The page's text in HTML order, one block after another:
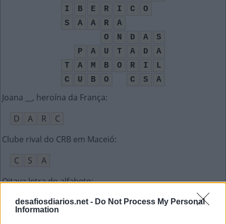
desafiosdiarios.net - Do Not Process My Personal
Information
I
B E R I C
O
S
A A R
A
O
N D A
S
P
A U T A D
A
T
A M B O R I
L
C
U B O C S A
Joana __, heroína da França:
D
A R
C
Clube rival do CRB em Maceió:
C
S
A
Oitava letra do alfabeto:
A
G
Á